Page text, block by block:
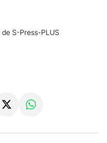
S-Press-PLUS